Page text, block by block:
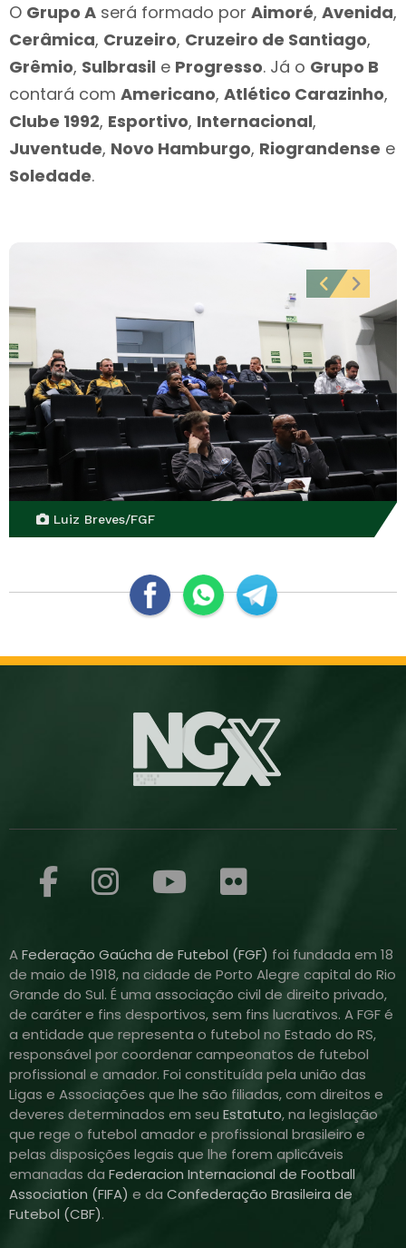
O Grupo A será formado por Aimoré, Avenida,
Cerâmica, Cruzeiro, Cruzeiro de Santiago,
Grêmio, Sulbrasil e Progresso. Já o Grupo B
contará com Americano, Atlético Carazinho,
Clube 1992, Esportivo, Internacional,
Juventude, Novo Hamburgo, Riograndense e
Soledade.
Luiz Breves/FGF
AFederação Gaúcha de Futebol (FGF) foi fundada em 18
de maio de 1918, na cidade de Porto Alegre capital do Rio
Grande do Sul. É uma associação civil de direito privado,
de caráter e fins desportivos, sem fins lucrativos. A FGF é
a entidade que representa o futebol no Estado do RS,
responsável por coordenar campeonatos de futebol
profissional e amador. Foi constituída pela união das
Ligas e Associações que lhe são filiadas, com direitos e
deveres determinados em seu Estatuto, na legislação
que rege o futebol amador e profissional brasileiro e
pelas disposições legais que lhe forem aplicáveis
emanadas da Federacion Internacional de Football
Association (FIFA) e da Confederação Brasileira de
Futebol (CBF).